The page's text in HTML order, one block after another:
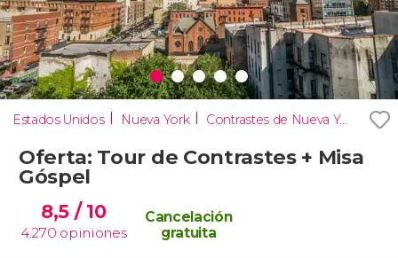
Estados Unidos Nueva York Contrastes de Nueva York
Oferta: Tour de Contrastes + Misa
Góspel
8,5 / 10
4.270 opiniones
Cancelación
gratuita